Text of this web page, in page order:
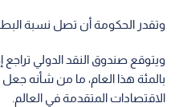
وتقدر الحكومة أن تصل نسبة البطالة إلى 17,1 بالمئة
بالمئة هذا العام، ما من شأنه جعل
الاقتصادات المتقدمة في العالم.